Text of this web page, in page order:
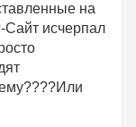
на
Сайт исчерпал